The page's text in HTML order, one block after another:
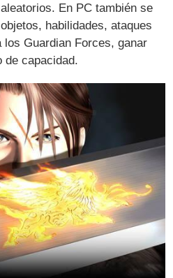
En PC también se
habilidades, ataques
Guardian Forces, ganar
de capacidad.